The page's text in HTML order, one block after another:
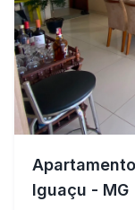
Iguaçu - MG